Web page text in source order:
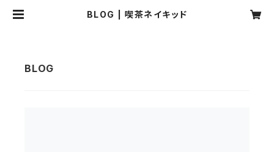
BLOG | 喫茶ネイキッド